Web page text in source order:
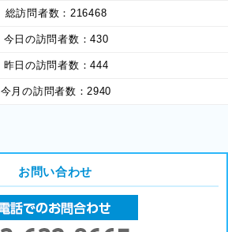
総訪問者数： 216468
今日の訪問者数：430
昨日の訪問者数：444
今月の訪問者数： 2940
お問い合わせ